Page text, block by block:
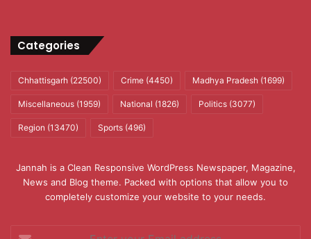
Categories
Chhattisgarh (22500) Crime (4450) Madhya Pradesh (1699)
Miscellaneous (1959) National (1826) Politics (3077)
Region (13470) Sports (496)
Jannah is a Clean Responsive WordPress Newspaper, Magazine,
News and Blog theme. Packed with options that allow you to
completely customize your website to your needs.